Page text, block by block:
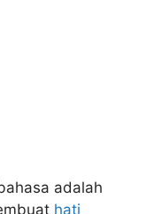
adalah
hati